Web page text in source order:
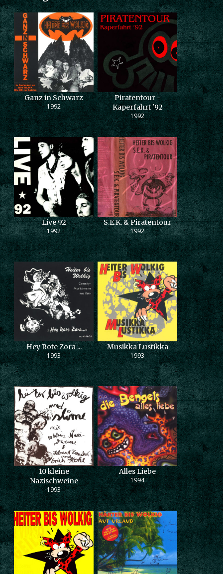
Ganz in Schwarz
1992
Piratentour -
Kaperfahrt '92
1992
Live 92
1992
S.E.K. & Piratentour
1992
Hey Rote Zora ...
1993
Musikka Lustikka
1993
10 kleine
Nazischweine
1993
Alles Liebe
1994